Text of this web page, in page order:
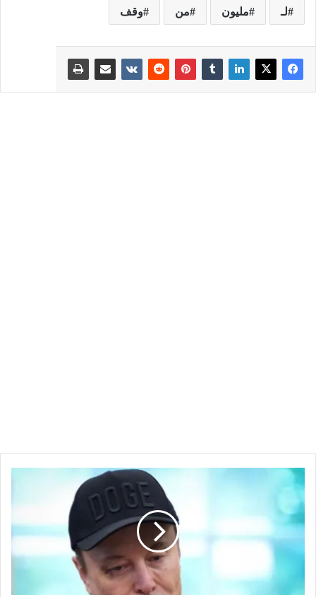
لـ مليون من وقف
هل
سيساعد
Musk
المتفجر
مع
ترامب
أو
أعماله؟